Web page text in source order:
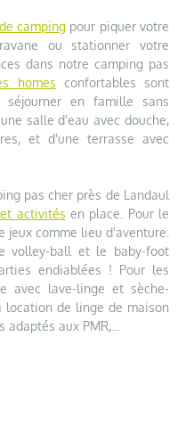
camping pour piquer votre
ou stationner votre
dans notre camping pas
homes confortables sont
en famille sans
salle d'eau avec douche,
et d'une terrasse avec
pas cher près de Landaul
activités en place. Pour le
comme lieu d'aventure.
volley-ball et le baby-foot
endiablées ! Pour les
avec lave-linge et sèche-
location de linge de maison
aux PMR,...